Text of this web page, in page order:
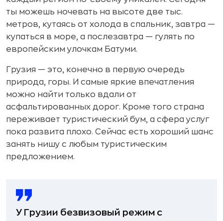
ты можешь ночевать на высоте две тыс.
метров, кутаясь от холода в спальник, завтра —
купаться в море, а послезавтра — гулять по
европейским улочкам Батуми.
Грузия — это, конечно в первую очередь
природа, горы. И самые яркие впечатления
можно найти только вдали от
асфальтированных дорог. Кроме того страна
переживает туристический бум, а сфера услуг
пока развита плохо. Сейчас есть хороший шанс
занять нишу с любым туристическим
предложением.
У Грузии безвизовый режим с